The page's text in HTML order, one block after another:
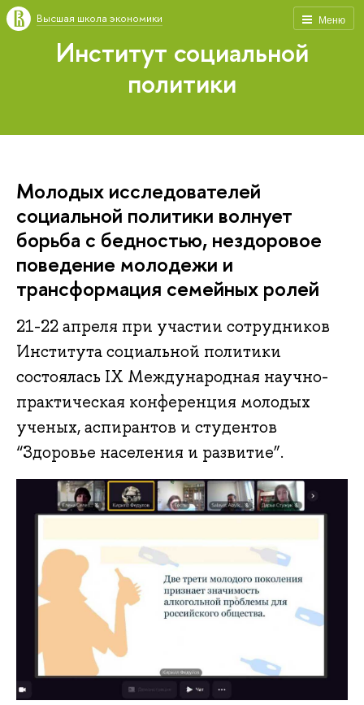
Меню
Высшая школа экономики
Институт социальной
политики
Молодых исследователей
социальной политики волнует
борьба с бедностью, нездоровое
поведение молодежи и
трансформация семейных ролей
21-22 апреля при участии сотрудников
Института социальной политики
состоялась IX Международная научно-
практическая конференция молодых
ученых, аспирантов и студентов
“Здоровье населения и развитие”.